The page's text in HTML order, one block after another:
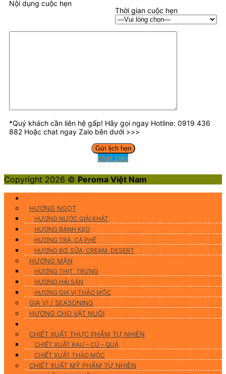
Thời gian cuộc hẹn
Nội dụng cuộc hẹn
*Quý khách cần liên hệ gấp! Hãy gọi ngay Hotline: 0919 436
882 Hoặc chat ngay Zalo bên dưới >>>
chat zalo
Copyright 2026 © Peroma Việt Nam
HƯƠNG NGỌT
HƯƠNG NƯỚC GIẢI KHÁT
HƯƠNG BÁNH KẸO
HƯƠNG TRÀ, CÀ PHÊ
HƯƠNG BƠ, SỮA, CREAM, DESERT
HƯƠNG MẶN
HƯƠNG THỊT, TRỨNG
HƯƠNG HẢI SẢN
HƯƠNG GIA VỊ THẢO MỘC
GIA VỊ / SEASONING
HƯƠNG CHO VẬT NUÔI
CHIẾT XUẤT THỰC PHẨM TỰ NHIÊN
CHIẾT XUẤT RAU – CỦ – QUẢ
CHIẾT XUẤT THẢO MỘC
CHIẾT XUẤT MỸ PHẨM TỰ NHIÊN